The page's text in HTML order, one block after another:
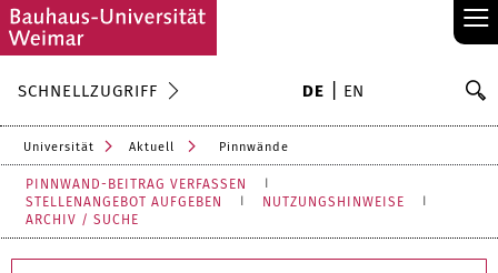
≡
SCHNELLZUGRIFF DE EN
Universität Aktuell Pinnwände
PINNWAND-BEITRAG VERFASSEN
STELLENANGEBOT AUFGEBEN
NUTZUNGSHINWEISE
ARCHIV / SUCHE